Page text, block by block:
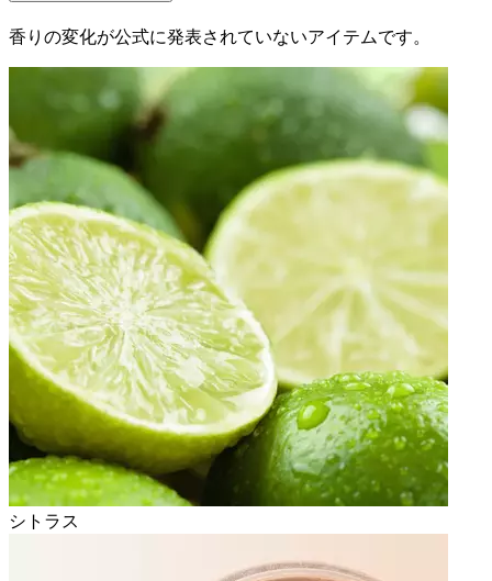
香りの変化が公式に発表されていないアイテムです。
シトラス